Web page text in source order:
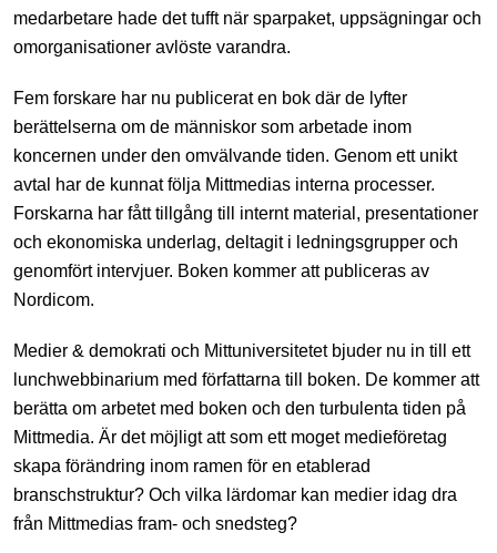
medarbetare hade det tufft när sparpaket, uppsägningar och
omorganisationer avlöste varandra.
Fem forskare har nu publicerat en bok där de lyfter
berättelserna om de människor som arbetade inom
koncernen under den omvälvande tiden. Genom ett unikt
avtal har de kunnat följa Mittmedias interna processer.
Forskarna har fått tillgång till internt material, presentationer
och ekonomiska underlag, deltagit i ledningsgrupper och
genomfört intervjuer. Boken kommer att publiceras av
Nordicom.
Medier & demokrati och Mittuniversitetet bjuder nu in till ett
lunchwebbinarium med författarna till boken. De kommer att
berätta om arbetet med boken och den turbulenta tiden på
Mittmedia. Är det möjligt att som ett moget medieföretag
skapa förändring inom ramen för en etablerad
branschstruktur? Och vilka lärdomar kan medier idag dra
från Mittmedias fram- och snedsteg?